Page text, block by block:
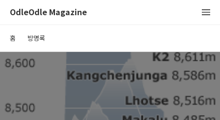
OdleOdle Magazine
홈 방명록